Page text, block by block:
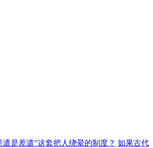
是差遣”这套把人绕晕的制度？ 如果古代